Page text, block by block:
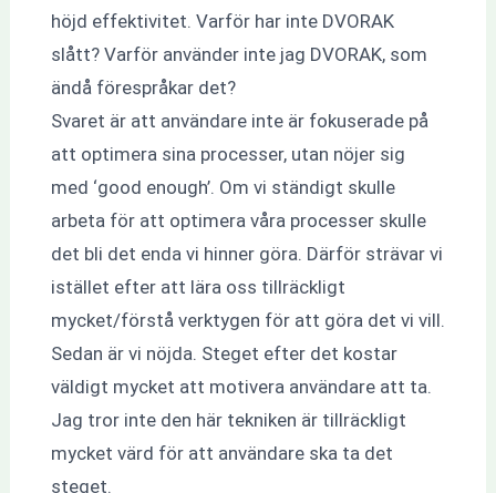
höjd effektivitet. Varför har inte DVORAK
slått? Varför använder inte jag DVORAK, som
ändå förespråkar det?
Svaret är att användare inte är fokuserade på
att optimera sina processer, utan nöjer sig
med ‘good enough’. Om vi ständigt skulle
arbeta för att optimera våra processer skulle
det bli det enda vi hinner göra. Därför strävar vi
istället efter att lära oss tillräckligt
mycket/förstå verktygen för att göra det vi vill.
Sedan är vi nöjda. Steget efter det kostar
väldigt mycket att motivera användare att ta.
Jag tror inte den här tekniken är tillräckligt
mycket värd för att användare ska ta det
steget.